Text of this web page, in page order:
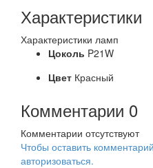
Характеристики
Характеристики ламп
Цоколь P21W
Цвет Красный
Комментарии 0
Комментарии отсутствуют
Чтобы оставить
авторизоваться.